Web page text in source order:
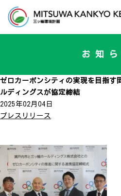
お知ら
ゼロカーボンシティの実現を目指す
ルディングスが協定締結
2025年02月04日
プレスリリース